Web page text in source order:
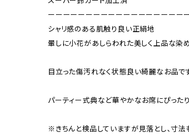
ーーーーーーーーーーーーーーーーーー
シャリ感のある肌触り良い正絹地
暈しに小花があしらわれた美しく上品な染
目立った傷汚れなく状態良い綺麗なお品です
パーティー式典など華やかなお席にぴった
※きちんと検品していますが見落とし、寸